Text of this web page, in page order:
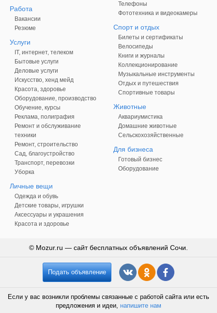
Работа
Вакансии
Резюме
Услуги
IT, интернет, телеком
Бытовые услуги
Деловые услуги
Искусство, хенд мейд
Красота, здоровье
Оборудование, производство
Обучение, курсы
Реклама, полиграфия
Ремонт и обслуживание
техники
Ремонт, строительство
Сад, благоустройство
Транспорт, перевозки
Уборка
Личные вещи
Одежда и обувь
Детские товары, игрушки
Аксессуары и украшения
Красота и здоровье
Телефоны
Фототехника и видеокамеры
Спорт и отдых
Билеты и сертификаты
Велосипеды
Книги и журналы
Коллекционирование
Музыкальные инструменты
Отдых и путешествия
Спортивные товары
Животные
Аквариумистика
Домашние животные
Сельскохозяйственные
Для бизнеса
Готовый бизнес
Оборудование
© Mozur.ru — сайт бесплатных объявлений Сочи.
Подать объявление
Если у вас возникли проблемы связанные с работой сайта или есть
предложения и идеи, напишите нам